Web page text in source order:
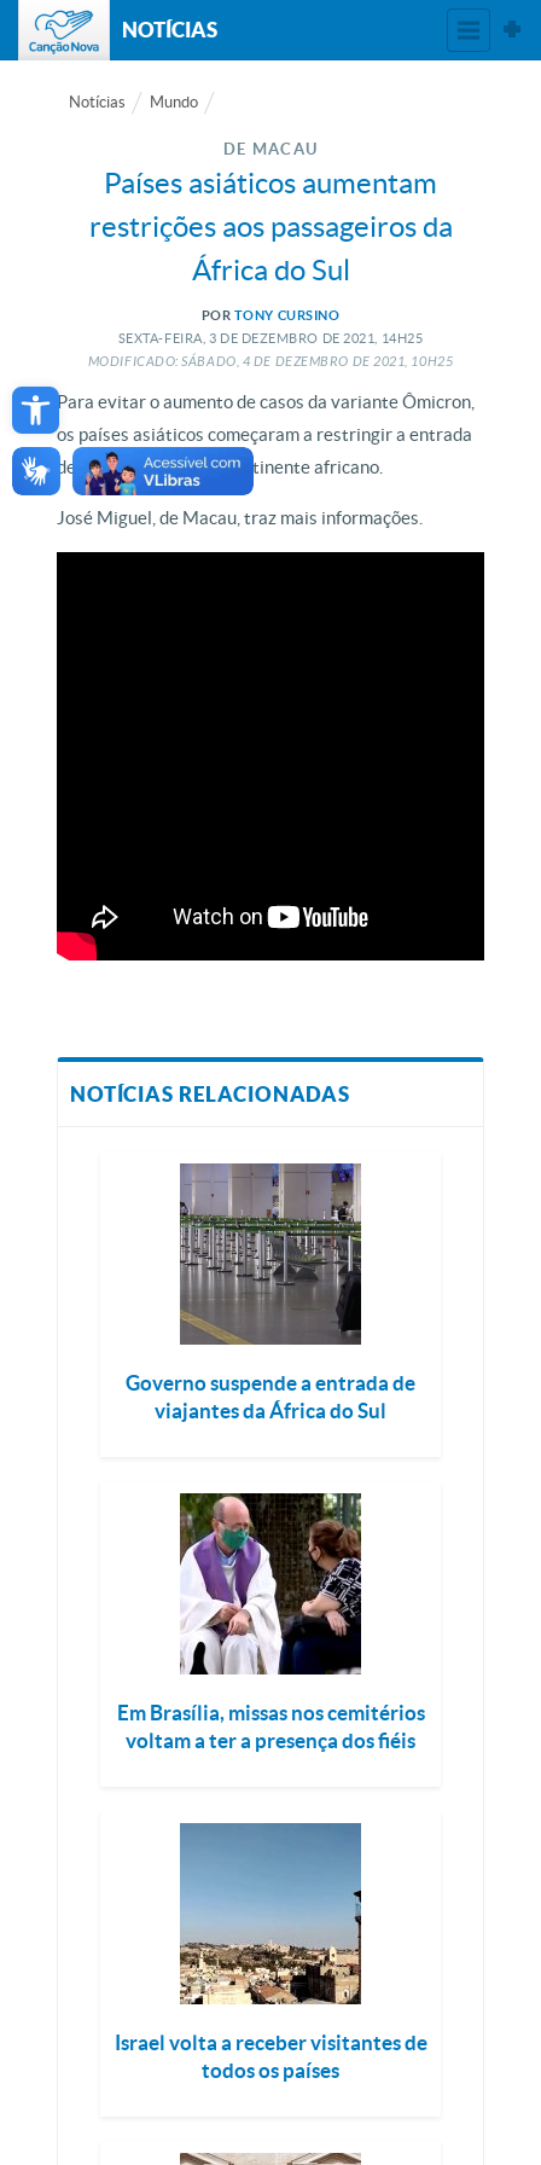
Open toolbar
NOTÍCIAS
Notícias Mundo
DE MACAU
Países asiáticos aumentam
restrições aos passageiros da
África do Sul
POR TONY CURSINO
SEXTA-FEIRA, 3 DE DEZEMBRO DE 2021, 14H25
MODIFICADO: SÁBADO, 4 DE DEZEMBRO DE2021, 10H25
Para evitar o aumento de casos da variante Ômicron,
os países asiáticos começaram a restringir a entrada
de turistas vindos do continente africano.
José Miguel, de Macau, traz mais informações.
NOTÍCIAS RELACIONADAS
Governo suspende a entrada de
viajantes da África do Sul
Em Brasília, missas nos cemitérios
voltam a ter a presença dos fiéis
Israel volta a receber visitantes de
todos os países